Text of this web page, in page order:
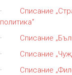
· Списание
политика“
· Списание
· Списание
· Списание